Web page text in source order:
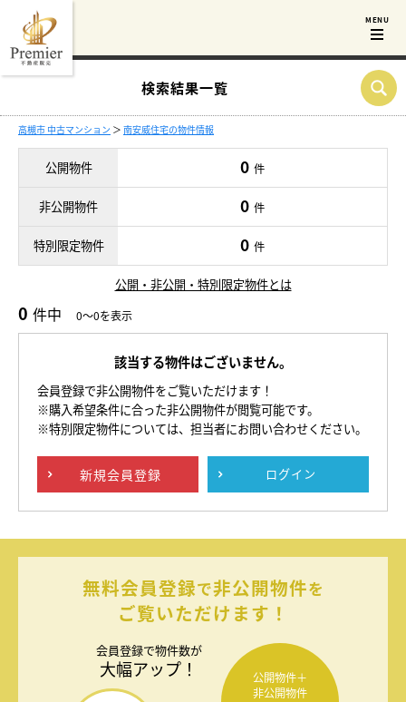
検索結果一覧
高槻市 中古マンション ＞ 南安威住宅の物件情報
公開物件 0 件
非公開物件 0 件
特別限定物件 0 件
公開・非公開・特別限定物件とは
0 件中 0～0を表示
該当する物件はございません。
会員登録で非公開物件をご覧いただけます！
※購入希望条件に合った非公開物件が閲覧可能です。
※特別限定物件については、担当者にお問い合わせください。
新規会員登録 ログイン
無料会員登録で非公開物件を
ご覧いただけます！
会員登録で物件数が
大幅アップ！
公開物件＋
非公開物件